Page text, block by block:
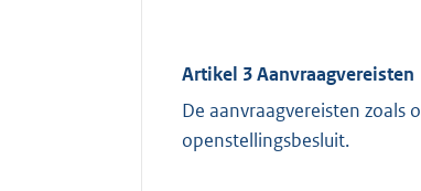
Artikel 3 Aanvraagvereisten
De aanvraagvereisten
openstellingsbesluit.